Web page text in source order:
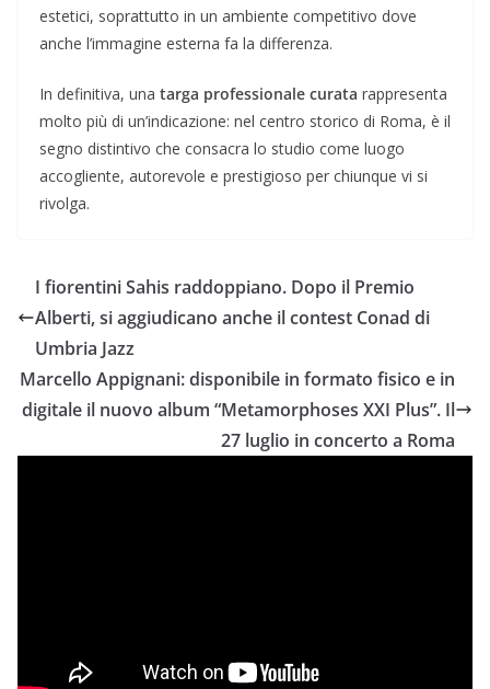
estetici, soprattutto in un ambiente competitivo dove
anche l’immagine esterna fa la differenza.
In definitiva, una targa professionale curata rappresenta
molto più di un’indicazione: nel centro storico di Roma, è il
segno distintivo che consacra lo studio come luogo
accogliente, autorevole e prestigioso per chiunque vi si
rivolga.
I fiorentini Sahis raddoppiano. Dopo il Premio
Alberti, si aggiudicano anche il contest Conad di
Umbria Jazz
Marcello Appignani: disponibile in formato fisico e in
digitale il nuovo album “Metamorphoses XXI Plus”. Il
27 luglio in concerto a Roma